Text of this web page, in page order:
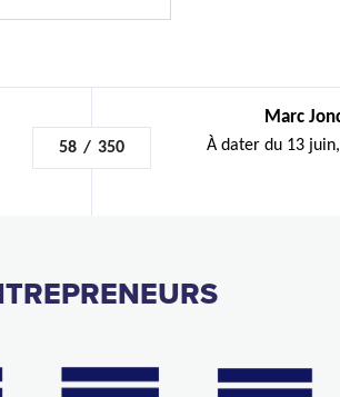
58 / 350
Marc
À dater du 13